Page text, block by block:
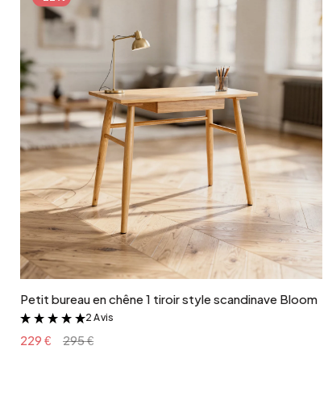
Ajouter au panier
Petit bureau en chêne 1 tiroir style scandinave Bloom
&
2 Avis
229 € 295 €